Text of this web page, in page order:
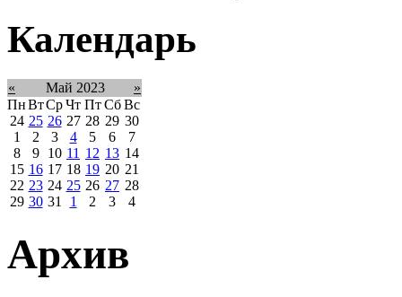
Календарь
« Май 2023
»
ПнВтСрЧт Пт Сб Вс
24 25 26 27 28 29 30
1
2 3 4 5 6
7
8
9 10 11 12 13 14
15 16 17 18 19 20 21
22 23 24 25 26 27 28
29 30 31 1 2 3 4
Архив